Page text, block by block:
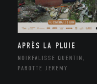
APRÈS LA PLUIE
NOIRFALISSE QUENTIN,
PAROTTE JEREMY